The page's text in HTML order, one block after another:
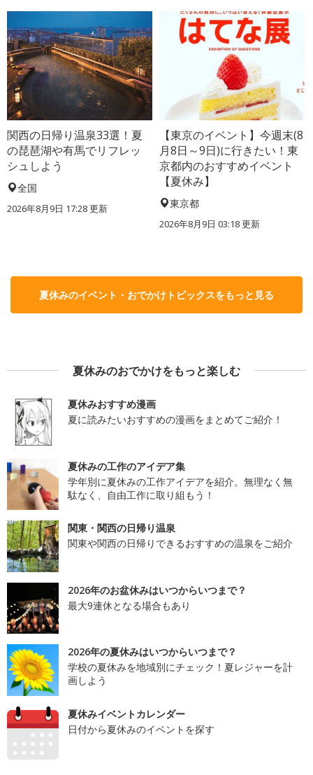
関西の日帰り温泉33選！夏
の琵琶湖や有馬でリフレッ
シュしよう
全国
2026年8月9日 17:28更新
【東京のイベント】今週末(8
月8日～9日)に行きたい！東
京都内のおすすめイベント
【夏休み】
東京都
2026年8月9日 03:18更新
夏休みのイベント・おでかけトピックスをもっと見る
夏休みのおでかけをもっと楽しむ
夏休みおすすめ漫画
夏に読みたいおすすめの漫画をまとめてご紹介！
夏休みの工作のアイデア集
学年別に夏休みの工作アイデアを紹介。無理なく無
駄なく、自由工作に取り組もう！
関東・関西の日帰り温泉
関東や関西の日帰りできるおすすめの温泉をご紹介
2026年のお盆休みはいつからいつまで？
最大9連休となる場合もあり
2026年の夏休みはいつからいつまで？
学校の夏休みを地域別にチェック！夏レジャーを計
画しよう
夏休みイベントカレンダー
日付から夏休みのイベントを探す